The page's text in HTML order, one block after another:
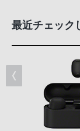
最近チェック